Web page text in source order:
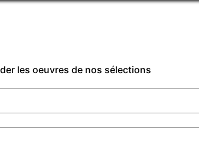
les oeuvres de nos sélections